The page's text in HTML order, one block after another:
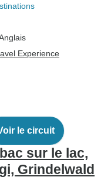
Experience
le circuit
sur le lac,
Grindelwald